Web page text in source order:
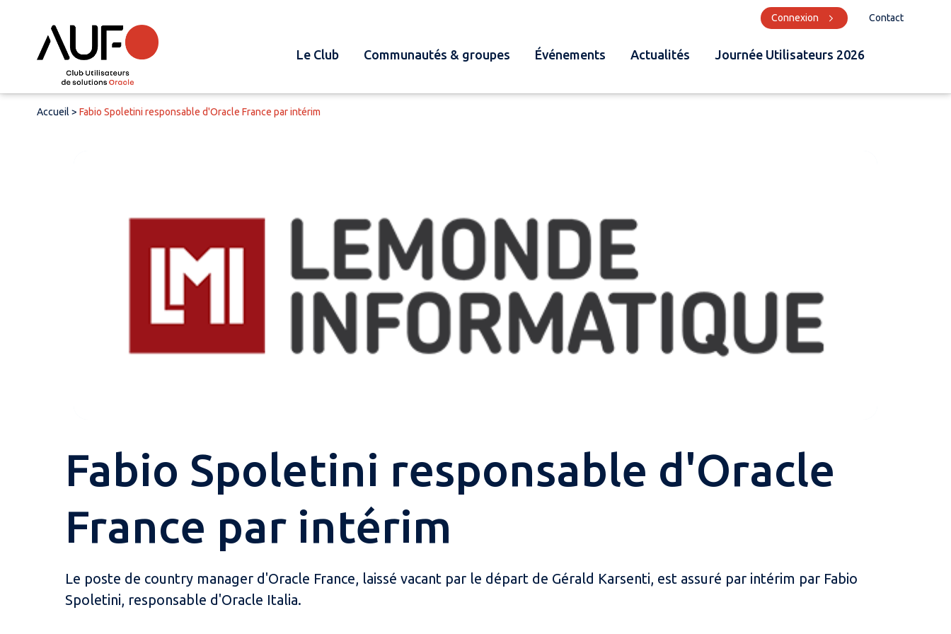
Le Club Communautés & groupes Événements Actualités Journée Utilisateurs 2026
Connexion Contact
Accueil > Fabio Spoletini responsable d'Oracle France par intérim
Fabio Spoletini responsable d'Oracle
France par intérim
Le poste de country manager d'Oracle France, laissé vacant par le départ de Gérald Karsenti, est assuré par intérim par Fabio
Spoletini, responsable d'Oracle Italia.